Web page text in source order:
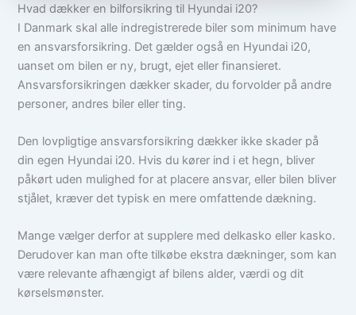
Hvad dækker en bilforsikring til Hyundai i20?
I Danmark skal alle indregistrerede biler som minimum have
en ansvarsforsikring. Det gælder også en Hyundai i20,
uanset om bilen er ny, brugt, ejet eller finansieret.
Ansvarsforsikringen dækker skader, du forvolder på andre
personer, andres biler eller ting.
Den lovpligtige ansvarsforsikring dækker ikke skader på
din egen Hyundai i20. Hvis du kører ind i et hegn, bliver
påkørt uden mulighed for at placere ansvar, eller bilen bliver
stjålet, kræver det typisk en mere omfattende dækning.
Mange vælger derfor at supplere med delkasko eller kasko.
Derudover kan man ofte tilkøbe ekstra dækninger, som kan
være relevante afhængigt af bilens alder, værdi og dit
kørselsmønster.